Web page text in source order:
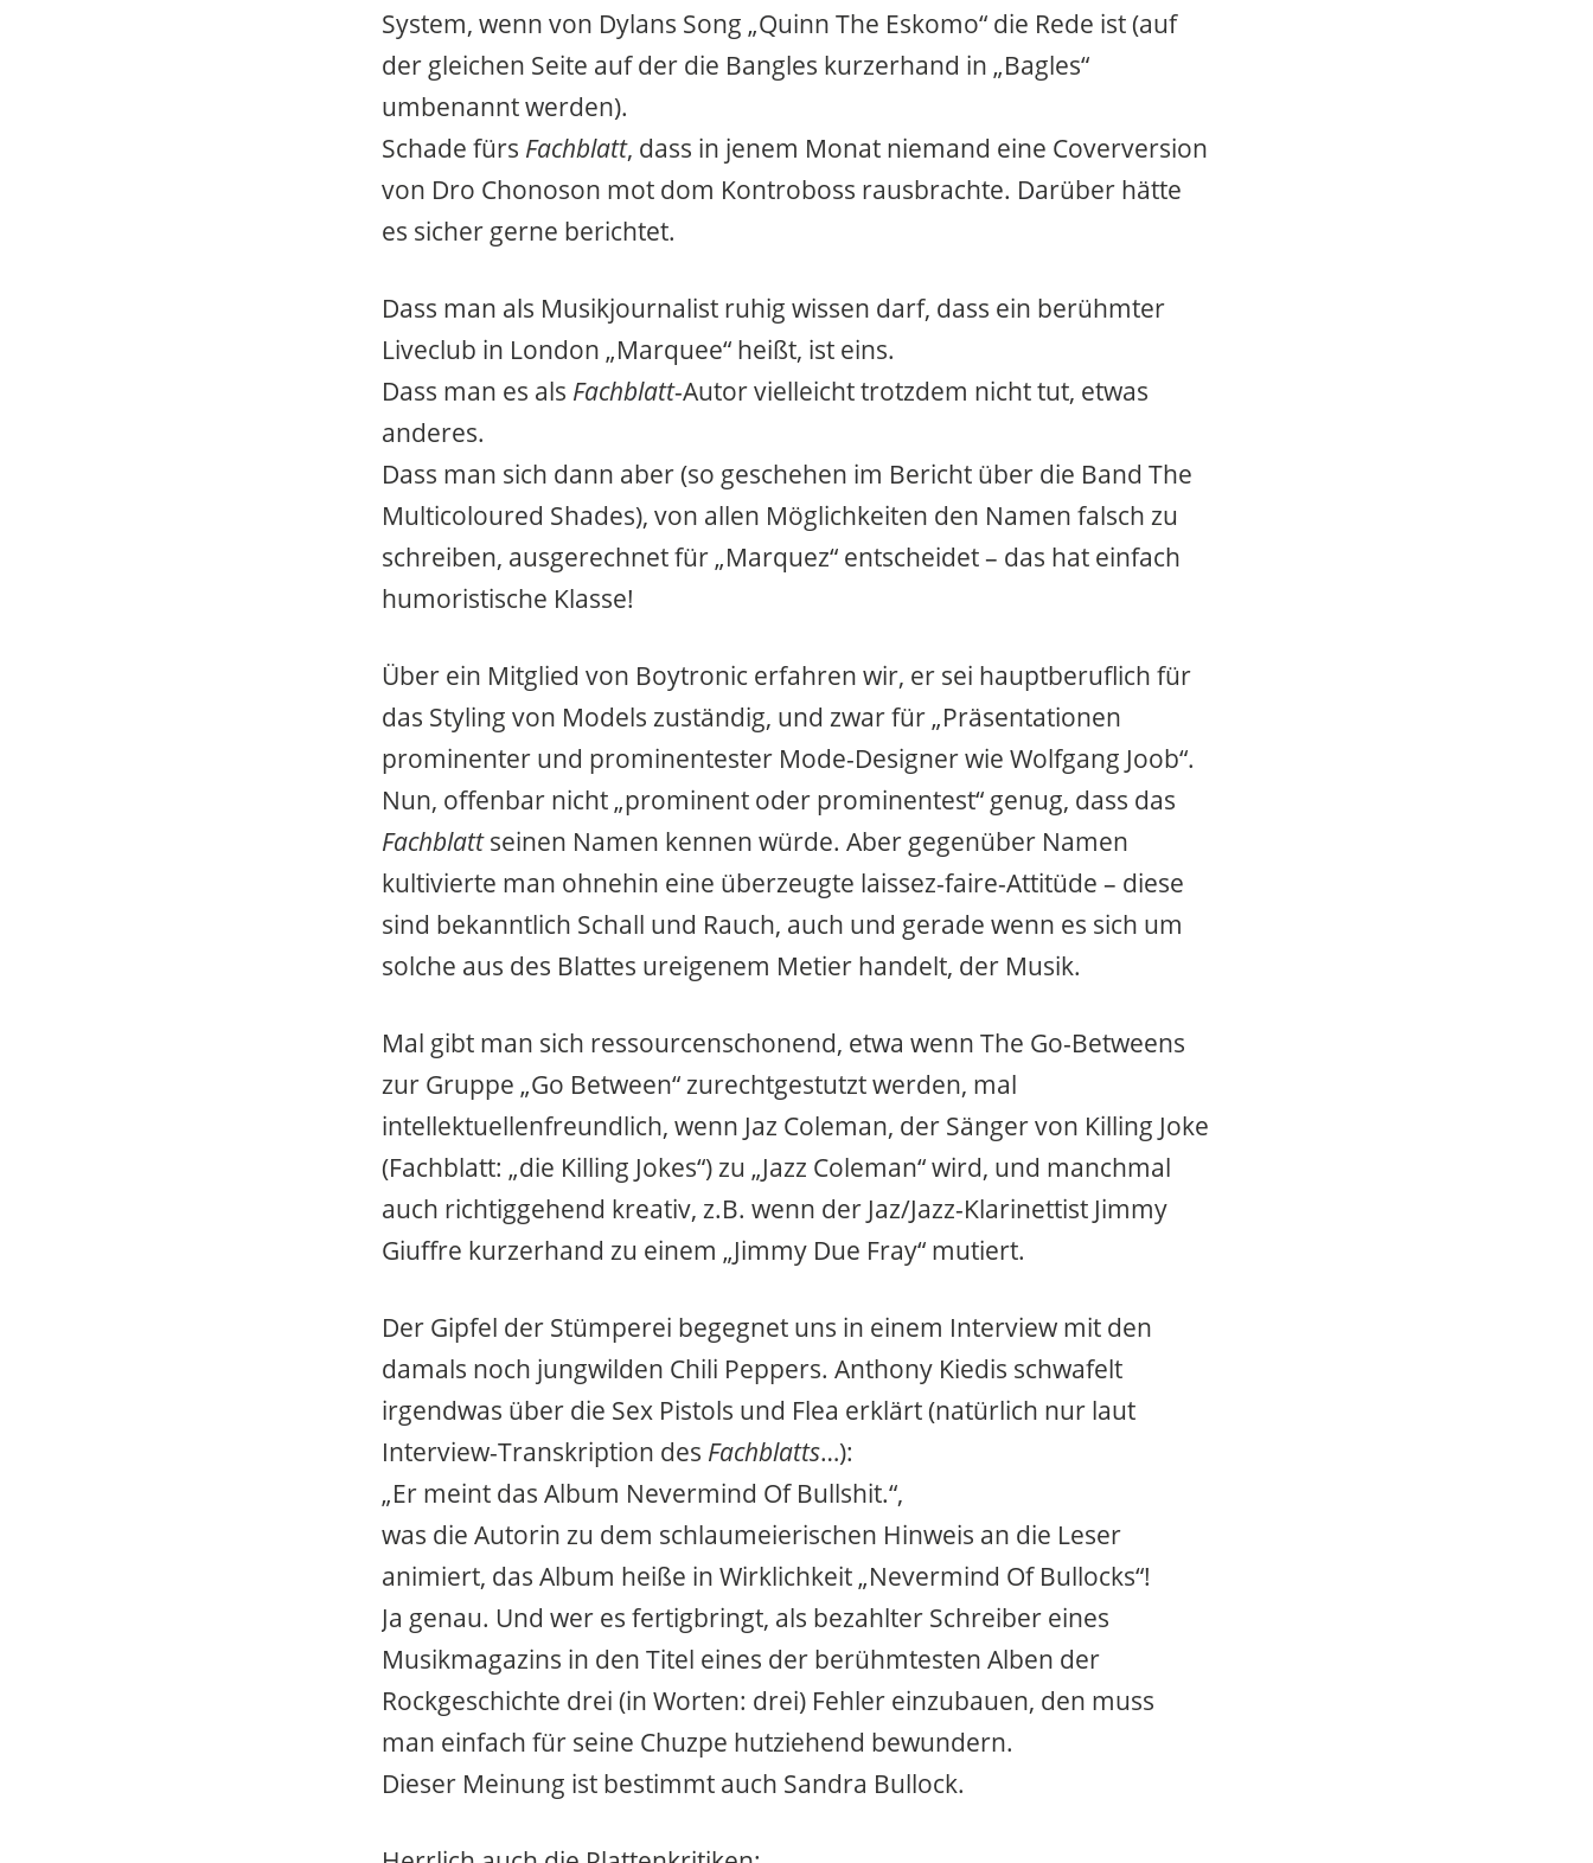
System, wenn von Dylans Song „Quinn The Eskomo“ die Rede ist (auf
der gleichen Seite auf der die Bangles kurzerhand in „Bagles“
umbenannt werden).
Schade fürs Fachblatt, dass in jenem Monat niemand eine Coverversion
von Dro Chonoson mot dom Kontroboss rausbrachte. Darüber hätte
es sicher gerne berichtet.
Dass man als Musikjournalist ruhig wissen darf, dass ein berühmter
Liveclub in London „Marquee“ heißt, ist eins.
Dass man es als Fachblatt-Autor vielleicht trotzdem nicht tut, etwas
anderes.
Dass man sich dann aber (so geschehen im Bericht über die Band The
Multicoloured Shades), von allen Möglichkeiten den Namen falsch zu
schreiben, ausgerechnet für „Marquez“ entscheidet – das hat einfach
humoristische Klasse!
Über ein Mitglied von Boytronic erfahren wir, er sei hauptberuflich für
das Styling von Models zuständig, und zwar für „Präsentationen
prominenter und prominentester Mode-Designer wie Wolfgang Joob“.
Nun, offenbar nicht „prominent oder prominentest“ genug, dass das
Fachblattseinen Namen kennen würde. Aber gegenüber Namen
kultivierte man ohnehin eine überzeugte laissez-faire-Attitüde – diese
sind bekanntlich Schall und Rauch, auch und gerade wenn es sich um
solche aus des Blattes ureigenem Metier handelt, der Musik.
Mal gibt man sich ressourcenschonend, etwa wenn The Go-Betweens
zur Gruppe „Go Between“ zurechtgestutzt werden, mal
intellektuellenfreundlich, wenn Jaz Coleman, der Sänger von Killing Joke
(Fachblatt: „die Killing Jokes“) zu „Jazz Coleman“ wird, und manchmal
auch richtiggehend kreativ, z.B. wenn der Jaz/Jazz-Klarinettist Jimmy
Giuffre kurzerhand zu einem „Jimmy Due Fray“ mutiert.
Der Gipfel der Stümperei begegnet uns in einem Interview mit den
damals noch jungwilden Chili Peppers. Anthony Kiedis schwafelt
irgendwas über die Sex Pistols und Flea erklärt (natürlich nur laut
Interview-Transkription des Fachblatts…):
„Er meint das Album Nevermind Of Bullshit.“,
was die Autorin zu dem schlaumeierischen Hinweis an die Leser
animiert, das Album heiße in Wirklichkeit „Nevermind Of Bullocks“!
Ja genau. Und wer es fertigbringt, als bezahlter Schreiber eines
Musikmagazins in den Titel eines der berühmtesten Alben der
Rockgeschichte drei (in Worten: drei) Fehler einzubauen, den muss
man einfach für seine Chuzpe hutziehend bewundern.
Dieser Meinung ist bestimmt auch Sandra Bullock.